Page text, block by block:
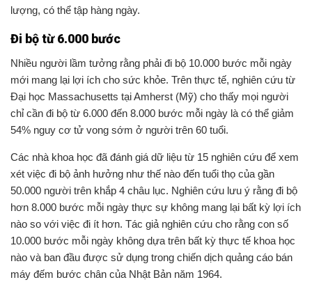
lượng, có thể tập hàng ngày.
mới mang lại lợi ích cho sức khỏe. Trên thực tế, nghiên cứu từ
Đại học Massachusetts tại Amherst (Mỹ) cho thấy mọi người
chỉ cần đi bộ từ 6.000 đến 8.000 bước mỗi ngày là có thể giảm
54% nguy cơ tử vong sớm ở người trên 60 tuổi.
xét việc đi bộ ảnh hưởng như thế nào đến tuổi thọ của gần
50.000 người trên khắp 4 châu lục. Nghiên cứu lưu ý rằng đi bộ
hơn 8.000 bước mỗi ngày thực sự không mang lại bất kỳ lợi ích
nào so với việc đi ít hơn. Tác giả nghiên cứu cho rằng con số
10.000 bước mỗi ngày không dựa trên bất kỳ thực tế khoa học
nào và ban đầu được sử dụng trong chiến dịch quảng cáo bán
máy đếm bước chân của Nhật Bản năm 1964.